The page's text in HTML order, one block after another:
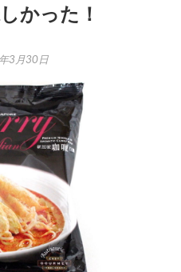
かった！
3月30日